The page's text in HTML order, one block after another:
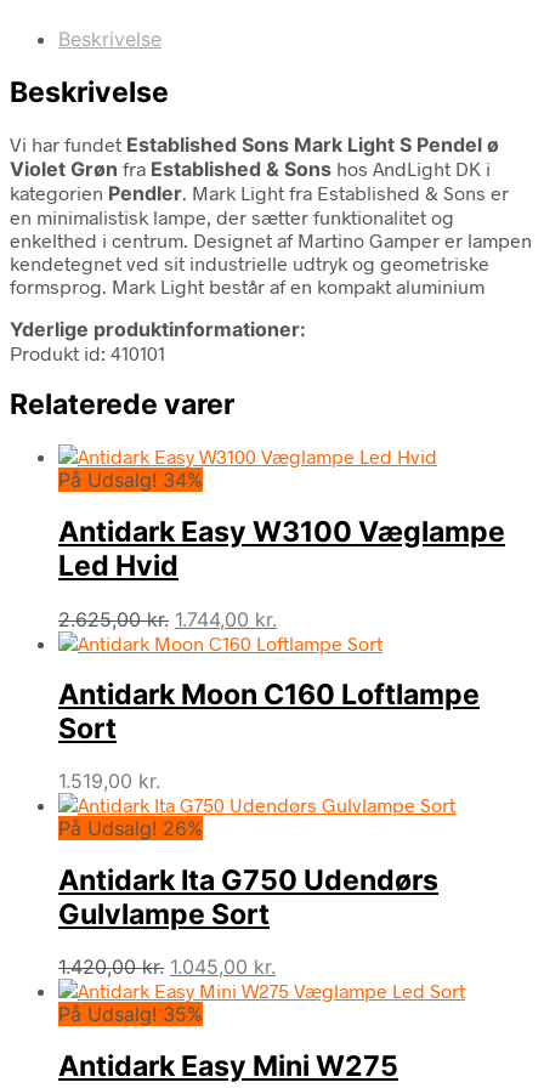
Beskrivelse
Beskrivelse
Vi har fundet Established Sons Mark Light S Pendel ø
Violet Grøn fra Established & Sons hos AndLight DK i
kategorien Pendler. Mark Light fra Established & Sons er
en minimalistisk lampe, der sætter funktionalitet og
enkelthed i centrum. Designet af Martino Gamper er lampen
kendetegnet ved sit industrielle udtryk og geometriske
formsprog. Mark Light består af en kompakt aluminium
Yderlige produktinformationer:
Produkt id: 410101
Relaterede varer
På Udsalg! 34%
Antidark Easy W3100 Væglampe
Led Hvid
2.625,00kr. Den
oprindelige
var:
2.625,00 kr..
1.744,00 kr.
aktuelle
er:
1.744,00 kr..
Antidark Moon C160 Loftlampe
Sort
1.519,00 kr.
På Udsalg! 26%
Antidark Ita G750 Udendørs
Gulvlampe Sort
1.420,00kr. Den
oprindelige
pris
1.420,00 kr..
1.045,00 kr.
aktuelle
1.045,00 kr..
På Udsalg! 35%
Antidark Easy Mini W275